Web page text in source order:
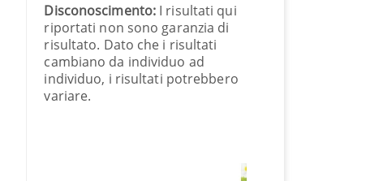
Disconoscimento: I risultati qui
riportati non sono garanzia di
risultato. Dato che i risultati
cambiano da individuo ad
individuo, i risultati potrebbero
variare.